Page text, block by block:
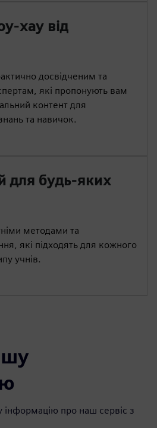
хау від
досвідченим та
які пропонують вам
контент для
та навичок.
для будь-яких
методами та
які підходять для кожного
учнів.
інформацію про наш сервіс з